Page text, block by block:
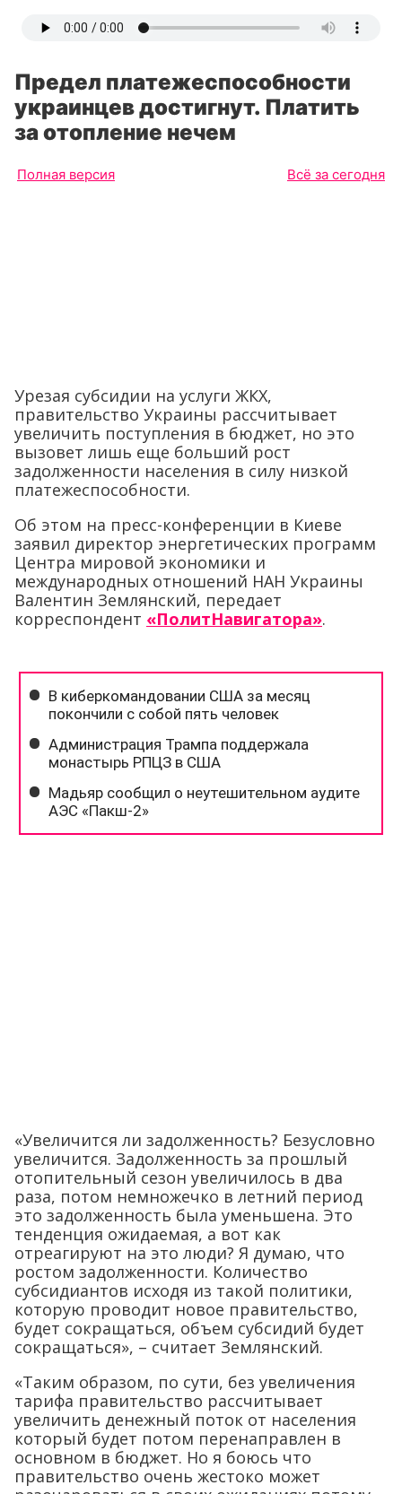
Предел платежеспособности
украинцев достигнут. Платить
за отопление нечем
Полная версия Всё за сегодня
Урезая субсидии на услуги ЖКХ,
правительство Украины рассчитывает
увеличить поступления в бюджет, но это
вызовет лишь еще больший рост
задолженности населения в силу низкой
платежеспособности.
Об этом на пресс-конференции в Киеве
заявил директор энергетических программ
Центра мировой экономики и
международных отношений НАН Украины
Валентин Землянский, передает
корреспондент «ПолитНавигатора».
«Увеличится ли задолженность? Безусловно
увеличится. Задолженность за прошлый
отопительный сезон увеличилось в два
раза, потом немножечко в летний период
это задолженность была уменьшена. Это
тенденция ожидаемая, а вот как
отреагируют на это люди? Я думаю, что
ростом задолженности. Количество
субсидиантов исходя из такой политики,
которую проводит новое правительство,
будет сокращаться, объем субсидий будет
сокращаться», – считает Землянский.
«Таким образом, по сути, без увеличения
тарифа правительство рассчитывает
увеличить денежный поток от населения
который будет потом перенаправлен в
основном в бюджет. Но я боюсь что
правительство очень жестоко может